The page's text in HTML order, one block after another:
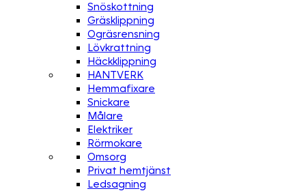
Snöskottning
Gräsklippning
Ogräsrensning
Lövkrattning
Häckklippning
HANTVERK
Hemmafixare
Snickare
Målare
Elektriker
Rörmokare
Omsorg
Privat hemtjänst
Ledsagning